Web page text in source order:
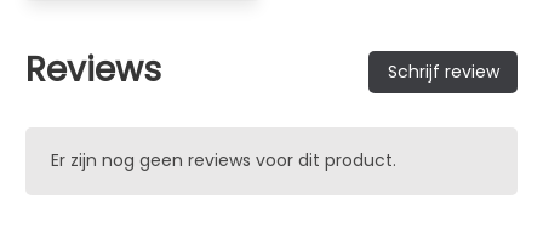
Reviews Schrijf review
Er zijn nog geen reviews voor dit product.